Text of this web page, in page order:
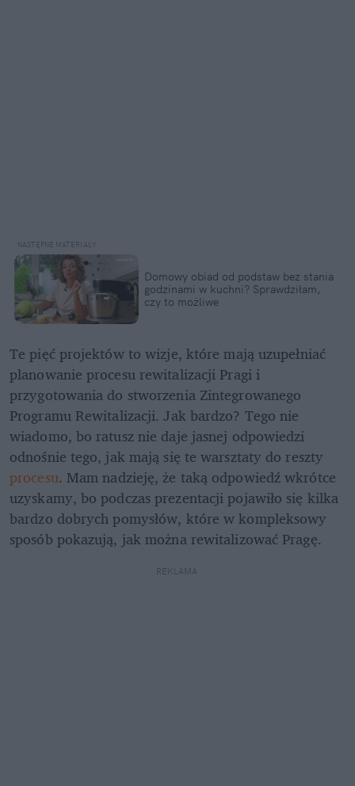
Domowy obiad od podstaw bez stania
godzinami w kuchni? Sprawdziłam,
czy to możliwe
Te pięć projektów to wizje, które mają uzupełniać
planowanie procesu rewitalizacji Pragi i
przygotowania do stworzenia Zintegrowanego
Programu Rewitalizacji. Jak bardzo? Tego nie
wiadomo, bo ratusz nie daje jasnej odpowiedzi
procesu. Mam nadzieję, że taką odpowiedź wkrótce
uzyskamy, bo podczas prezentacji pojawiło się kilka
bardzo dobrych pomysłów, które w kompleksowy
sposób pokazują, jak można rewitalizować Pragę.
REKLAMA